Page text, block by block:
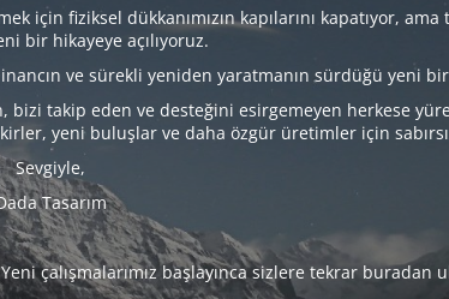
fiziksel dükkanımızın kapılarını kapatıyor, ama
bir hikayeye açılıyoruz.
ve sürekli yeniden yaratmanın sürdüğü yeni bir
bizi takip eden ve desteğini esirgemeyen herkese
yeni buluşlar ve daha özgür üretimler için
Sevgiyle,
Tasarım
çalışmalarımız başlayınca sizlere tekrar buradan